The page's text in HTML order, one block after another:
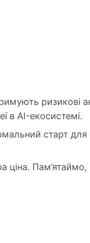
ризикові
в AI-екосистемі.
старт для
ціна.